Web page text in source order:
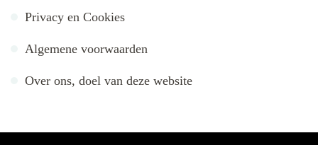
Privacy en Cookies
Algemene voorwaarden
Over ons, doel van deze website